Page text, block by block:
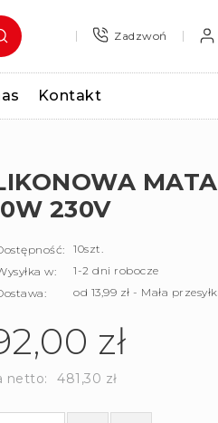
Zadzwoń
Kontakt
230V
10szt.
w:
1-2 dni robocze
od 13,99 zł - Mała
Cena nie zawiera
kosztów płatności
zł
netto: 481,30 zł